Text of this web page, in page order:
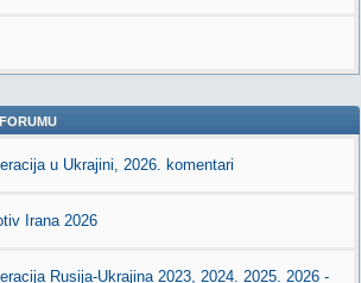
u Ukrajini, 2026. komentari
Irana 2026
Rusija-Ukrajina 2023, 2024. 2025. 2026 -